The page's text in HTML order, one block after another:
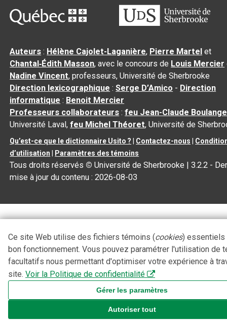
Auteurs : Hélène Cajolet-Laganière, Pierre Martel et
Chantal‑Édith Masson, avec le concours de Louis Mercier
Nadine Vincent, professeurs, Université de Sherbrooke
Direction lexicographique :Serge D’Amico - Direction
informatique : Benoit Mercier
Professeurs collaborateurs :feu Jean-Claude
Université Laval,feu Michel Théoret, Université de
Qu’est-ce que le dictionnaire Usito ? Contactez-nous
d’utilisation
Paramètres des témoins
Tous droits réservés © Université de Sherbrooke |3.2.2 -
mise à jour du contenu :2026-08-03
Ce site Web utilise des fichiers témoins (cookies) essentiels
bon fonctionnement. Vous pouvez paramétrer l'utilisation de
facultatifs nous permettant d'optimiser votre expérience à
site. Voir la Politique de confidentialité
Gérer les paramètres
Autoriser tout